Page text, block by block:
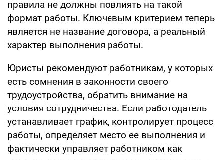
правила не должны повлиять на такой
формат работы. Ключевым критерием теперь
является не название договора, а реальный
характер выполнения работы.
Юристы рекомендуют работникам, у которых
есть сомнения в законности своего
трудоустройства, обратить внимание на
условия сотрудничества. Если работодатель
устанавливает график, контролирует процесс
работы, определяет место ее выполнения и
фактически управляет работником как